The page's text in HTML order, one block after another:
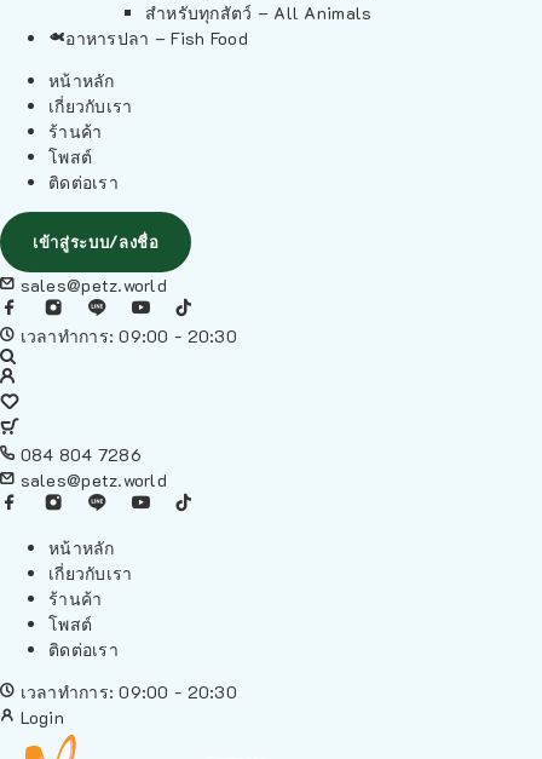
สำหรับทุกสัตว์ – All Animals
อาหารปลา – Fish Food
หน้าหลัก
เกี่ยวกับเรา
ร้านค้า
โพสต์
ติดต่อเรา
เข้าสู่ระบบ/ลงชื่อ
sales@petz.world
เวลาทำการ: 09:00 - 20:30
084 804 7286
sales@petz.world
หน้าหลัก
เกี่ยวกับเรา
ร้านค้า
โพสต์
ติดต่อเรา
เวลาทำการ: 09:00 - 20:30
Login